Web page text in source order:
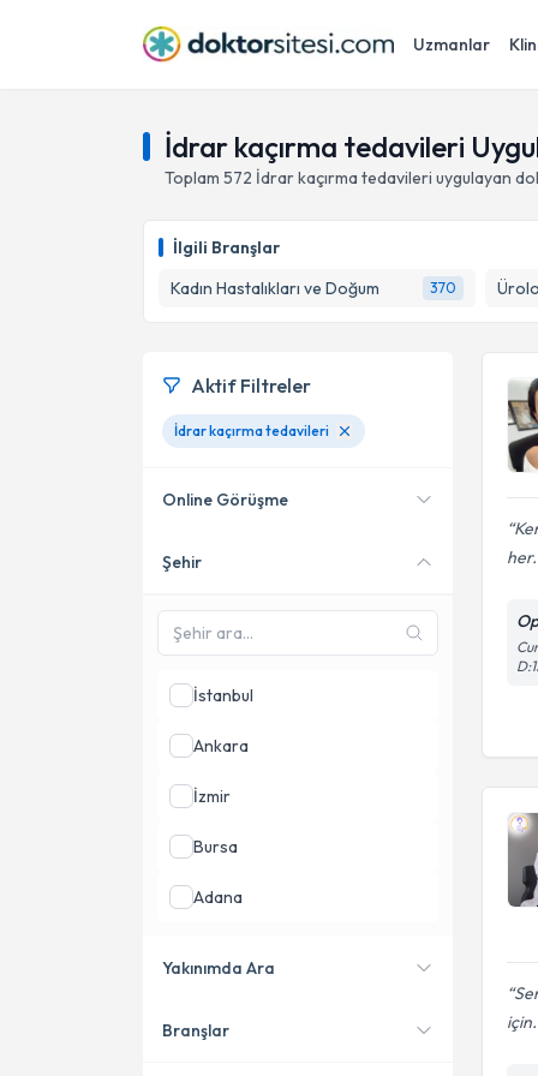
Uzmanlar
İdrar kaçırma tedavileri
Toplam 572 İdrar kaçırma tedavileri uygulayan
İlgili Branşlar
Kadın Hastalıkları ve Doğum
370
Aktif Filtreler
İdrar kaçırma tedavileri
Online Görüşme
Online danışmanlık sunan
Şehir
İstanbul
Ankara
İzmir
Bursa
Adana
Yakınımda Ara
Konumuma yakın uzmanları
Branşlar